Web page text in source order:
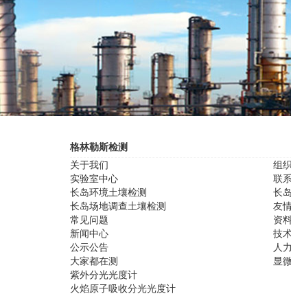
格林勒斯检测
关于我们
组
实验室中心
联
长岛环境土壤检测
长
长岛场地调查土壤检测
友
常见问题
资
新闻中心
技
公示公告
人
大家都在测
显
紫外分光光度计
火焰原子吸收分光光度计